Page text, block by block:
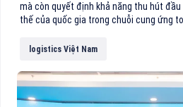
mà còn quyết định khả năng thu hút
thế của quốc gia trong chuỗi cung ứng
logistics Việt Nam